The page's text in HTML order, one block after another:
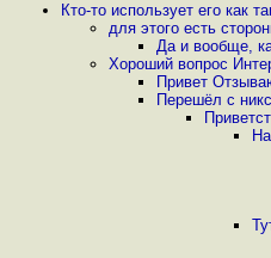
Кто-то использует его как
для этого есть
Да и вообще,
Хороший вопрос
Привет
Перешёл с